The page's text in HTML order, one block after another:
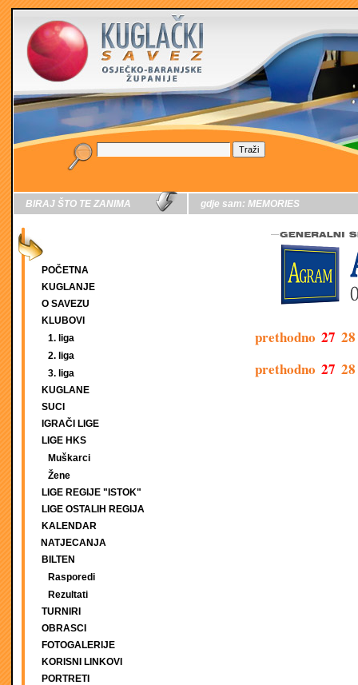
BIRAJ ŠTO TE ZANIMA
POČETNA
KUGLANJE
O SAVEZU
KLUBOVI
1. liga
2. liga
3. liga
KUGLANE
SUCI
IGRAČI LIGE
LIGE HKS
Muškarci
Žene
LIGE REGIJE "ISTOK"
LIGE OSTALIH REGIJA
KALENDAR
NATJECANJA
BILTEN
Rasporedi
Rezultati
TURNIRI
OBRASCI
FOTOGALERIJE
KORISNI LINKOVI
PORTRETI
gdje sam: MEMORIES
prethodno 27 28
prethodno 27 28